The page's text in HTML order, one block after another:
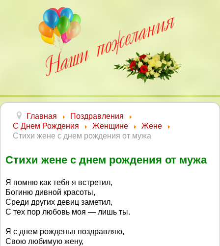
Главная
Поздравления
С Днем Рождения
Женщине
Жене
Стихи жене с днем рождения от мужа
Стихи жене с днем рождения от мужа
Я помню как тебя я встретил,
Богиню дивной красоты,
Среди других девиц заметил,
С тех пор любовь моя — лишь ты.
Я с днем рожденья поздравляю,
Свою любимую жену,